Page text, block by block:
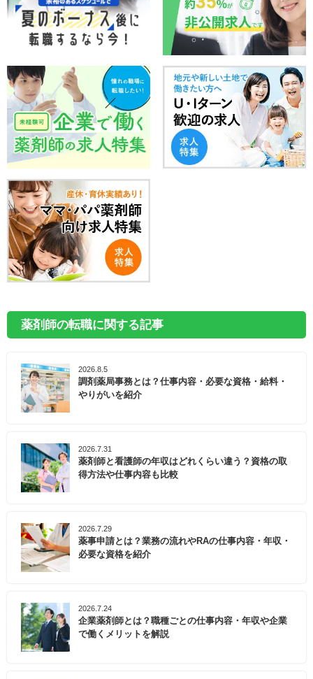
薬剤師の転職に関する記事
2026.8.5
調剤薬局事務とは？仕事内容・必要な資格・給料・
やりがいを紹介
2026.7.31
薬剤師と看護師の年収はどれくらい違う？資格の取
得方法や仕事内容も比較
2026.7.29
薬事申請とは？業務の流れやRAの仕事内容・年収・
必要な資格を紹介
2026.7.24
企業薬剤師とは？職種ごとの仕事内容・年収や企業
で働くメリットを解説